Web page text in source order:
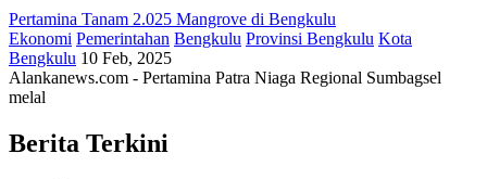
Pertamina Tanam 2.025 Mangrove di Bengkulu
Ekonomi Pemerintahan Bengkulu Provinsi Bengkulu Kota
Bengkulu 10 Feb, 2025
Alankanews.com - Pertamina Patra Niaga Regional Sumbagsel
melal
Berita Terkini